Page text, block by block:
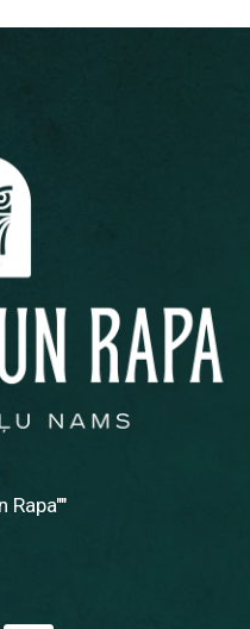
Rapa""